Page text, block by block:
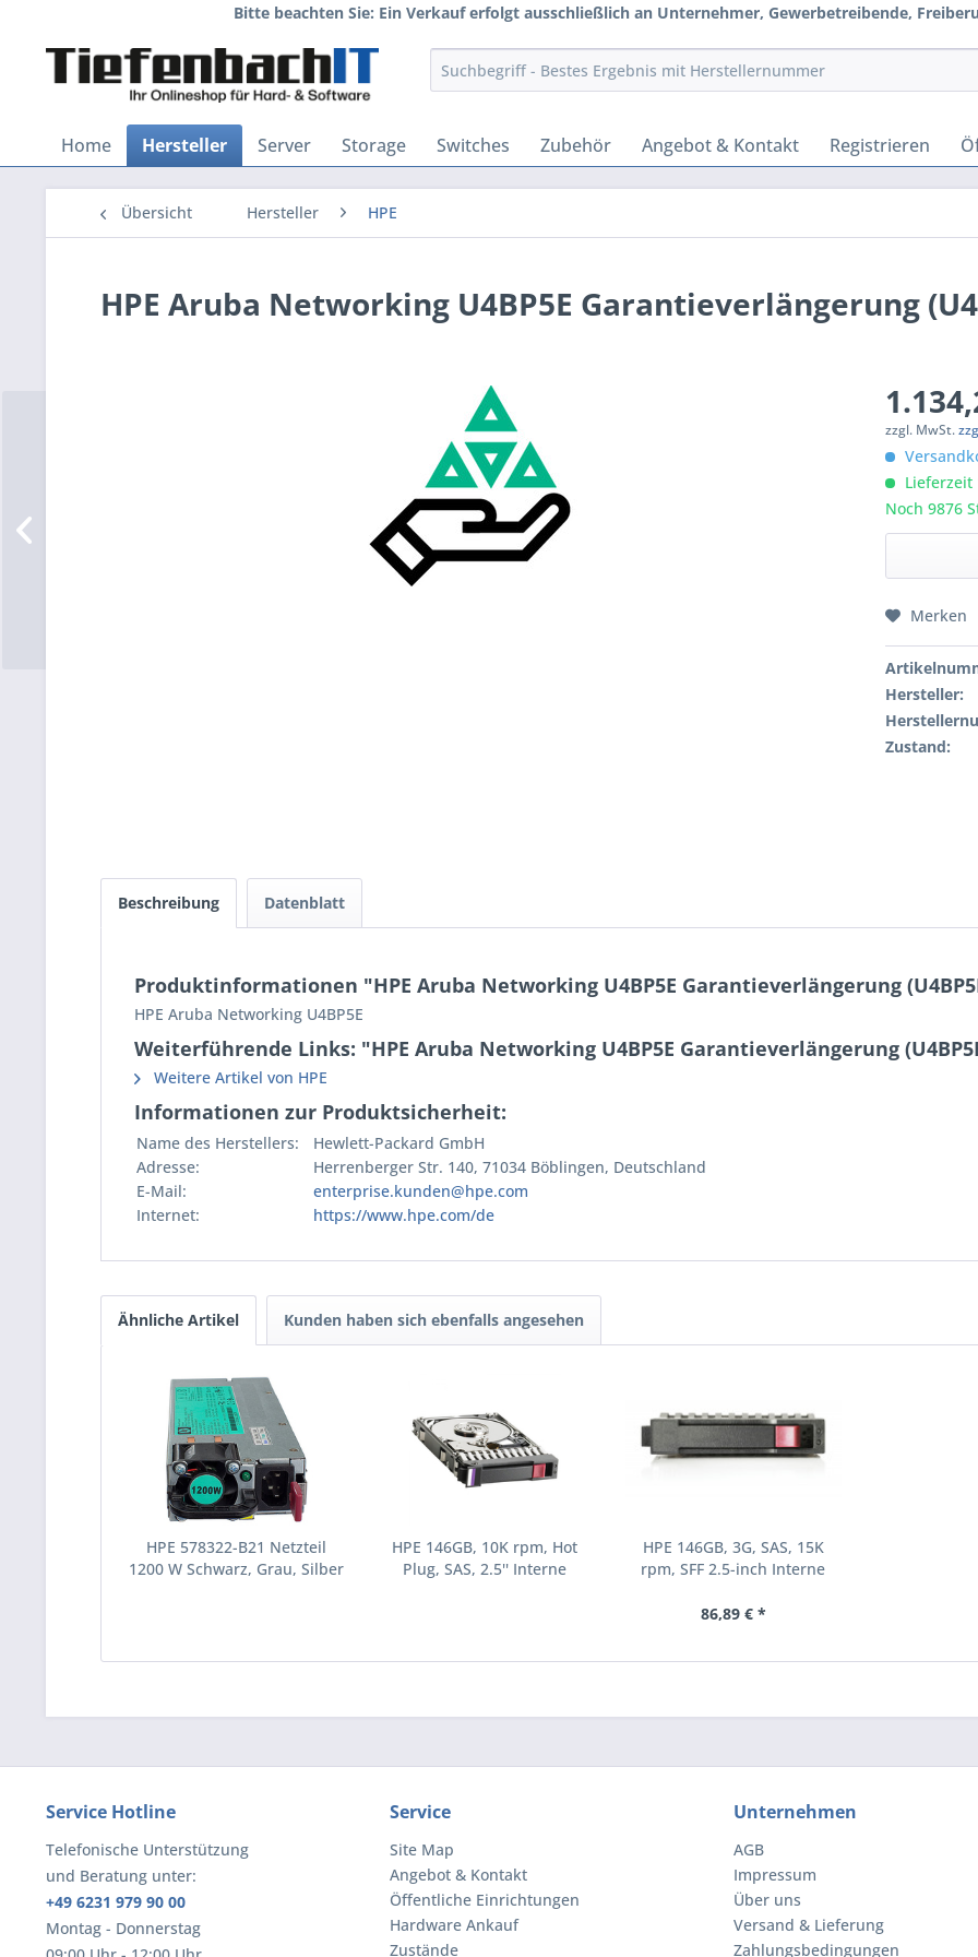
Bitte beachten Sie: Ein Verkauf erfolgt ausschließlich an Unternehmer, Gewerbetreibende,
Home Hersteller Server Storage Switches Zubehör Angebot & Kontakt Registrieren
Übersicht Hersteller HPE
HPE Aruba Networking U4BP5E Garantieverlängerung
zzgl. MwSt.
Lieferzeit
Noch 9876
Merken
Hersteller:
Zustand:
Beschreibung Datenblatt
Produktinformationen "HPE Aruba Networking U4BP5E Garantieverlängerung
HPE Aruba Networking U4BP5E
Weiterführende Links: "HPE Aruba Networking U4BP5E Garantieverlängerung
Weitere Artikel von HPE
Informationen zur Produktsicherheit:
Name des Herstellers:
Hewlett-Packard GmbH
Adresse:
Herrenberger Str. 140, 71034 Böblingen, Deutschland
E-Mail:
enterprise.kunden@hpe.com
Internet:
https://www.hpe.com/de
Ähnliche Artikel Kunden haben sich ebenfalls angesehen
HPE 578322-B21 Netzteil
1200 W Schwarz, Grau, Silber
HPE 146GB, 10K rpm, Hot
Plug, SAS, 2.5'' Interne
HPE 146GB, 3G, SAS, 15K
rpm, SFF 2.5-inch Interne
(504062-B21)
86,89 € *
Service Hotline
Telefonische Unterstützung
und Beratung unter:
+49 6231 979 90 00
Montag - Donnerstag
Service
Site Map
Angebot & Kontakt
Öffentliche Einrichtungen
Hardware Ankauf
Zustände
Unternehmen
AGB
Impressum
Über uns
Versand & Lieferung
Zahlungsbedingungen